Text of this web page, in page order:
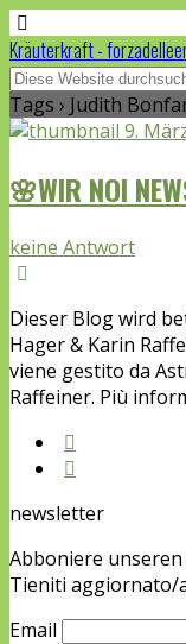
Kräuterkraft -
Tags › Judith
9.
🌸WIR NOI
keine Antwort
Dieser Blog wird
Hager & Karin
viene gestito da
Raffeiner. Più
newsletter
Abboniere
Tieniti aggiornato/
Email